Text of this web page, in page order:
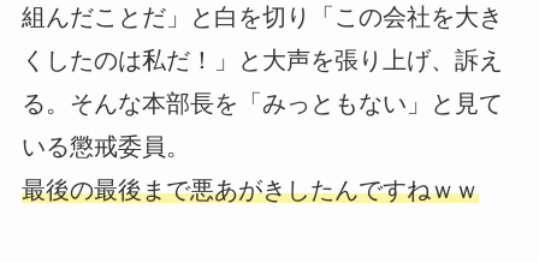
組んだことだ」と白を切り「この会社を大き
くしたのは私だ！」と大声を張り上げ、訴え
る。そんな本部長を「みっともない」と見て
いる懲戒委員。
最後の最後まで悪あがきしたんですねｗｗ